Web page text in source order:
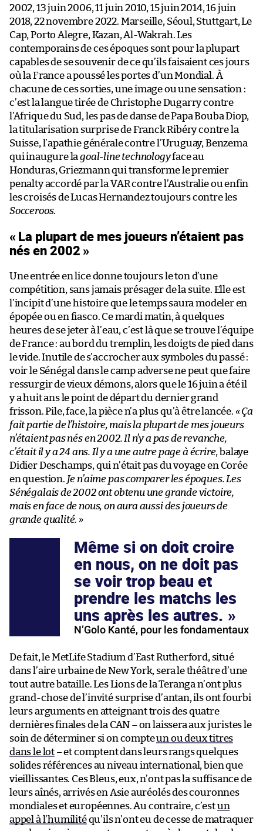
2002, 13 juin 2006, 11 juin 2010, 15 juin 2014, 16 juin
2018, 22 novembre 2022. Marseille, Séoul, Stuttgart, Le
Cap, Porto Alegre, Kazan, Al-Wakrah. Les
contemporains de ces époques sont pour la plupart
capables de se souvenir de ce qu’ils faisaient ces jours
où la France a poussé les portes d’un Mondial. À
chacune de ces sorties, une image ou une sensation :
c’est la langue tirée de Christophe Dugarry contre
l’Afrique du Sud, les pas de danse de Papa Bouba Diop,
la titularisation surprise de Franck Ribéry contre la
Suisse, l’apathie générale contre l’Uruguay, Benzema
qui inaugure lagoal-line technologyface au
Honduras, Griezmann qui transforme le premier
penalty accordé par la VAR contre l’Australie ou enfin
les croisés de Lucas Hernandez toujours contre les
Socceroos.
« La plupart de mes joueurs n’étaient pas
nés en 2002 »
Une entrée en lice donne toujours le ton d’une
compétition, sans jamais présager de la suite. Elle est
l’incipit d’une histoire que le temps saura modeler en
épopée ou en fiasco. Ce mardi matin, à quelques
heures de se jeter à l’eau, c’est là que se trouve l’équipe
de France : au bord du tremplin, les doigts de pied dans
le vide. Inutile de s’accrocher aux symboles du passé :
voir le Sénégal dans le camp adverse ne peut que faire
ressurgir de vieux démons, alors que le 16 juin a été il
y a huit ans le point de départ du dernier grand
frisson. Pile, face, la pièce n’a plus qu’à être lancée. « Ça
fait partie de l’histoire, mais la plupart de mes joueurs
n’étaient pas nés en 2002. Il n’y a pas de revanche,
c’était il y a 24 ans. Il y a une autre page à écrire, balaye
Didier Deschamps, qui n’était pas du voyage en Corée
en question. Je n’aime pas comparer les époques. Les
Sénégalais de 2002 ont obtenu une grande victoire,
mais en face de nous, on aura aussi des joueurs de
grande qualité. »
Même si on doit croire
en nous, on ne doit pas
se voir trop beau et
prendre les matchs les
uns après les autres.
N’Golo Kanté, pour les fondamentaux
De fait, le MetLife Stadium d’East Rutherford, situé
dans l’aire urbaine de New York, sera le théâtre d’une
tout autre bataille. Les Lions de la Teranga n’ont plus
grand-chose de l’invité surprise d’antan, ils ont fourbi
leurs arguments en atteignant trois des quatre
dernières finales de la CAN – on laissera aux juristes le
soin de déterminer si on compteun ou deux titres
dans le lot – et comptent dans leurs rangs quelques
solides références au niveau international, bien que
vieillissantes. Ces Bleus, eux, n’ont pas la suffisance de
leurs aînés, arrivés en Asie auréolés des couronnes
mondiales et européennes. Au contraire, c’estun
appel à l’humilitéqu’ils n’ont eu de cesse de matraquer